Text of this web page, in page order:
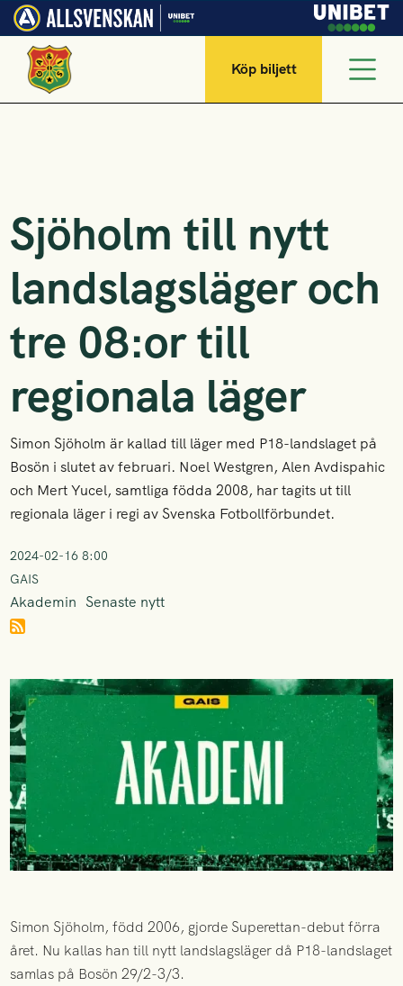
Köp biljett
Sjöholm till nytt
landslagsläger och
tre 08:or till
regionala läger
Simon Sjöholm är kallad till läger med P18-landslaget på
Bosön i slutet av februari. Noel Westgren, Alen Avdispahic
och Mert Yucel, samtliga födda 2008, har tagits ut till
regionala läger i regi av Svenska Fotbollförbundet.
2024-02-16 8:00
GAIS
Akademin Senaste nytt
Simon Sjöholm, född 2006, gjorde Superettan-debut förra
året. Nu kallas han till nytt landslagsläger då P18-landslaget
samlas på Bosön 29/2-3/3.